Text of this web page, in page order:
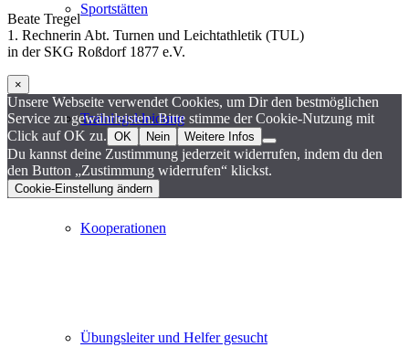
Sportstätten
Trainingskleidung
Kooperationen
Übungsleiter und Helfer gesucht
Beate Tregel
1. Rechnerin Abt. Turnen und Leichtathletik (TUL)
in der SKG Roßdorf 1877 e.V.
×
Unsere Webseite verwendet Cookies, um Dir den bestmöglichen
Service zu gewährleisten. Bitte stimme der Cookie-Nutzung mit
Click auf OK zu. OK Nein Weitere Infos
Du kannst deine Zustimmung jederzeit widerrufen, indem du den
den Button „Zustimmung widerrufen“ klickst.
Cookie-Einstellung ändern